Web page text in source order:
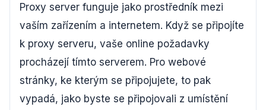
Proxy server funguje jako prostředník mezi
vaším zařízením a internetem. Když se připojíte
k proxy serveru, vaše online požadavky
procházejí tímto serverem. Pro webové
stránky, ke kterým se připojujete, to pak
vypadá, jako byste se připojovali z umístění